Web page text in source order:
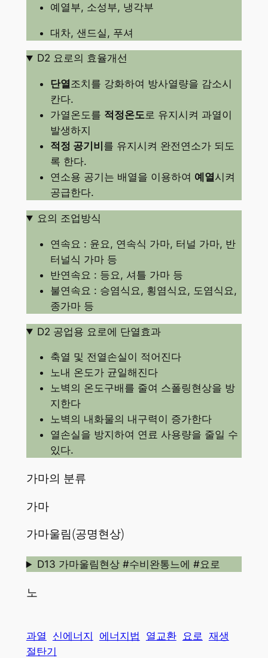
예열부, 소성부, 냉각부
대차, 샌드실, 푸셔
D2 요로의 효율개선
단열조치를 강화하여 방사열량을 감소시
칸다.
가열온도를 적정온도로 유지시켜 과열이
발생하지
적정 공기비 를 유지시켜 완전연소가 되도
록 한다.
연소용 공기는 배열을 이용하여 예열시켜
공급한다.
요의 조업방식
연속요 : 윤요, 연속식 가마, 터널 가마, 반
터널식 가마 등
반연속요 : 등요, 셔틀 가마 등
불연속요 : 승염식요, 횡염식요, 도염식요,
종가마 등
D2 공업용 요로에 단열효과
축열 및 전열손실이 적어진다
노내 온도가 균일해진다
노벽의 온도구배를 줄여 스폴링현상을 방
지한다
노벽의 내화물의 내구력이 증가한다
열손실을 방지하여 연료 사용량을 줄일 수
있다.
가마의 분류
가마
가마울림(공명현상)
D13 가마울림현상 #수비완통느에 #요로
노
과열 신에너지 에너지법 열교환 요로 재생
절탄기